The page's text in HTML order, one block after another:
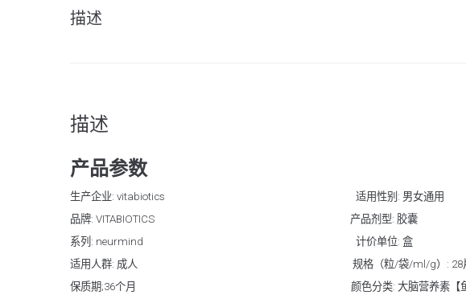
描述
描述
产品参数
生产企业: vitabiotics 适用性别: 男
品牌: VITABIOTICS 产品剂型: 胶囊 规
系列: neurmind 计价单位: 盒 食用提
适用人群: 成人 规格（粒/袋/ml/g）:
保质期;36个月 颜色分类: 大脑营养素【鱼油加强版】